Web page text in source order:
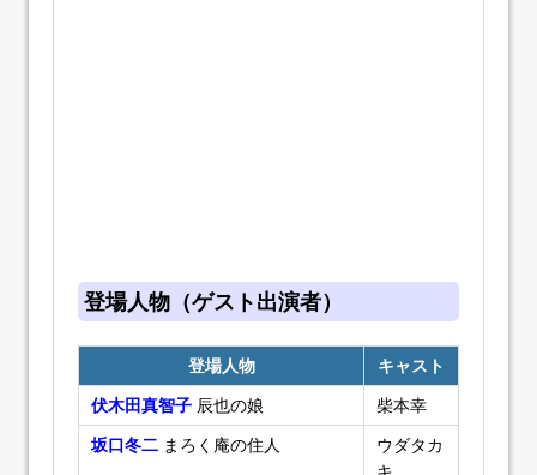
登場人物（ゲスト出演者）
登場人物
キャスト
伏木田真智子 辰也の娘
柴本幸
坂口冬二 まろく庵の住人
ウダタカ
キ